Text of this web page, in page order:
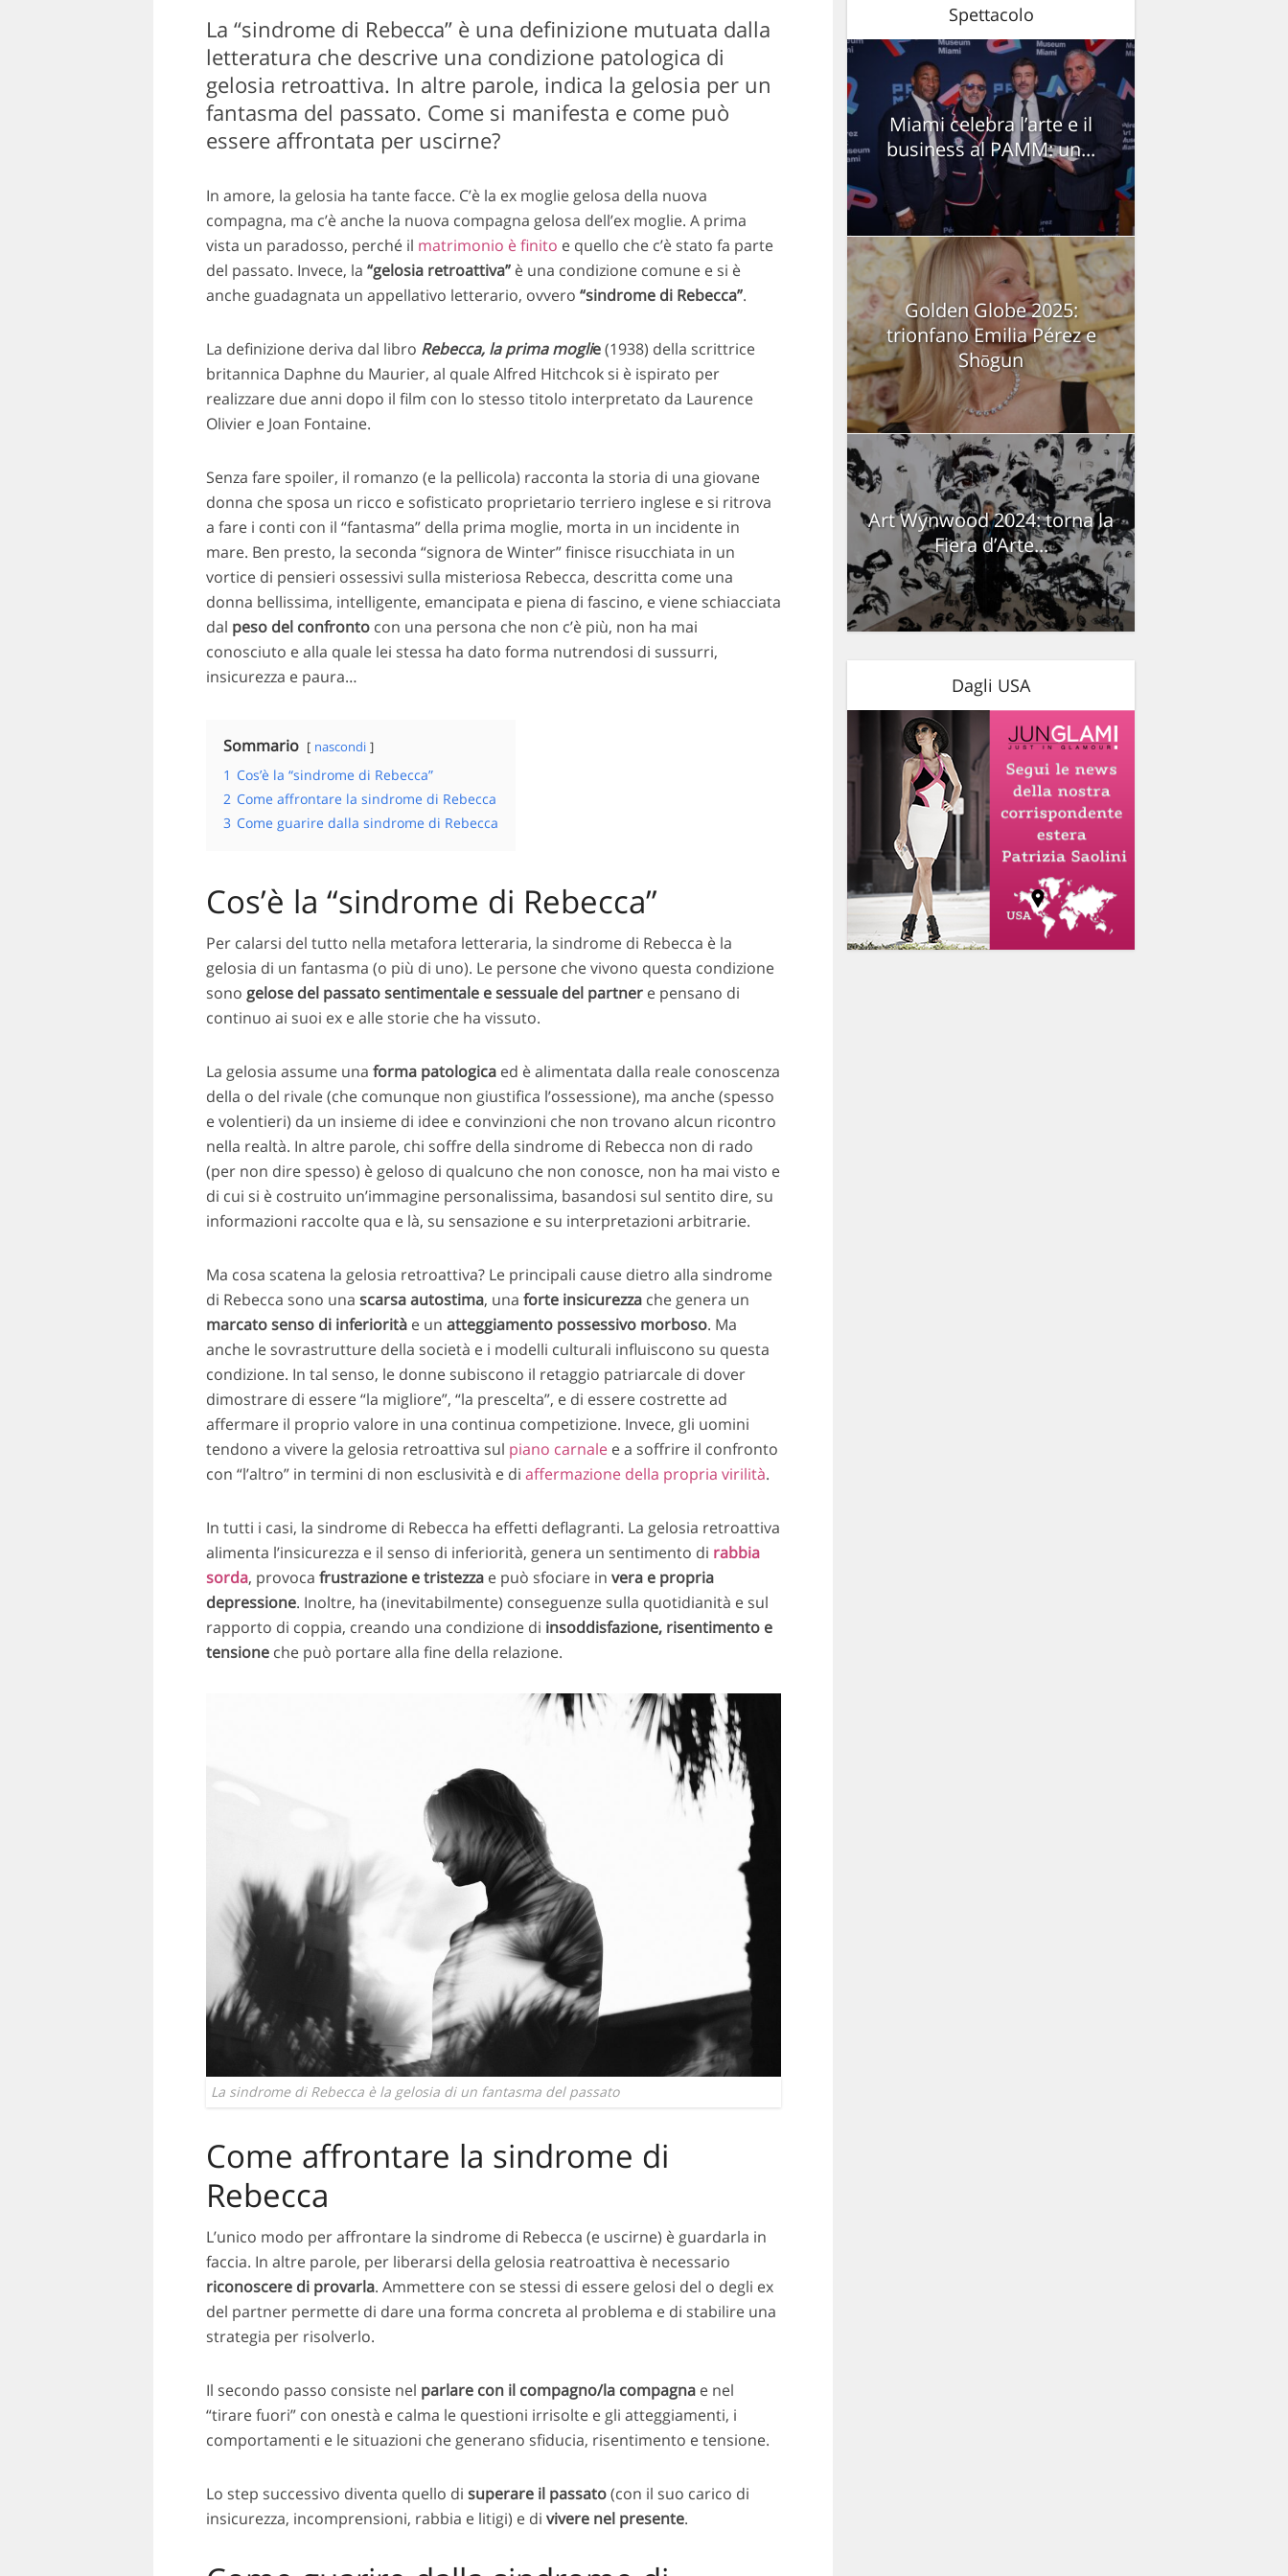
La “sindrome di Rebecca” è una definizione mutuata dalla
letteratura che descrive una condizione patologica di
gelosia retroattiva. In altre parole, indica la gelosia per un
fantasma del passato. Come si manifesta e come può
essere affrontata per uscirne?
In amore, la gelosia ha tante facce. C’è la ex moglie gelosa della nuova
compagna, ma c’è anche la nuova compagna gelosa dell’ex moglie. A prima
vista un paradosso, perché il matrimonio è finito e quello che c’è stato fa parte
del passato. Invece, la “gelosia retroattiva”è una condizione comune e si è
anche guadagnata un appellativo letterario, ovvero “sindrome di Rebecca”.
La definizione deriva dal libro Rebecca, la prima moglie(1938) della scrittrice
britannica Daphne du Maurier, al quale Alfred Hitchcok si è ispirato per
realizzare due anni dopo il film con lo stesso titolo interpretato da Laurence
Olivier e Joan Fontaine.
Senza fare spoiler, il romanzo (e la pellicola) racconta la storia di una giovane
donna che sposa un ricco e sofisticato proprietario terriero inglese e si ritrova
a fare i conti con il “fantasma” della prima moglie, morta in un incidente in
mare. Ben presto, la seconda “signora de Winter” finisce risucchiata in un
vortice di pensieri ossessivi sulla misteriosa Rebecca, descritta come una
donna bellissima, intelligente, emancipata e piena di fascino, e viene schiacciata
dal peso del confrontocon una persona che non c’è più, non ha mai
conosciuto e alla quale lei stessa ha dato forma nutrendosi di sussurri,
insicurezza e paura…
Sommario nascondi
1 Cos’è la “sindrome di Rebecca”
2 Come affrontare la sindrome di Rebecca
3 Come guarire dalla sindrome di Rebecca
Cos’è la “sindrome di Rebecca”
Per calarsi del tutto nella metafora letteraria, la sindrome di Rebecca è la
gelosia di un fantasma (o più di uno). Le persone che vivono questa condizione
sono gelose del passato sentimentale e sessuale del partner e pensano di
continuo ai suoi ex e alle storie che ha vissuto.
La gelosia assume una forma patologicaed è alimentata dalla reale conoscenza
della o del rivale (che comunque non giustifica l’ossessione), ma anche (spesso
e volentieri) da un insieme di idee e convinzioni che non trovano alcun ricontro
nella realtà. In altre parole, chi soffre della sindrome di Rebecca non di rado
(per non dire spesso) è geloso di qualcuno che non conosce, non ha mai visto e
di cui si è costruito un’immagine personalissima, basandosi sul sentito dire, su
informazioni raccolte qua e là, su sensazione e su interpretazioni arbitrarie.
Ma cosa scatena la gelosia retroattiva? Le principali cause dietro alla sindrome
di Rebecca sono una scarsa autostima, una forte insicurezzache genera un
marcato senso di inferioritàe un atteggiamento possessivo morboso. Ma
anche le sovrastrutture della società e i modelli culturali influiscono su questa
condizione. In tal senso, le donne subiscono il retaggio patriarcale di dover
dimostrare di essere “la migliore”, “la prescelta”, e di essere costrette ad
affermare il proprio valore in una continua competizione. Invece, gli uomini
tendono a vivere la gelosia retroattiva sul piano carnalee a soffrire il confronto
con “l’altro” in termini di non esclusività e di affermazione della propria virilità.
In tutti i casi, la sindrome di Rebecca ha effetti deflagranti. La gelosia retroattiva
alimenta l’insicurezza e il senso di inferiorità, genera un sentimento di rabbia
sorda, provoca frustrazione e tristezzae può sfociare in vera e propria
depressione. Inoltre, ha (inevitabilmente) conseguenze sulla quotidianità e sul
rapporto di coppia, creando una condizione di insoddisfazione, risentimento e
tensioneche può portare alla fine della relazione.
La sindrome di Rebecca è la gelosia di un fantasma del passato
Come affrontare la sindrome di
Rebecca
L’unico modo per affrontare la sindrome di Rebecca (e uscirne) è guardarla in
faccia. In altre parole, per liberarsi della gelosia reatroattiva è necessario
riconoscere di provarla. Ammettere con se stessi di essere gelosi del o degli ex
del partner permette di dare una forma concreta al problema e di stabilire una
strategia per risolverlo.
Il secondo passo consiste nel parlare con il compagno/la compagnae nel
“tirare fuori” con onestà e calma le questioni irrisolte e gli atteggiamenti, i
comportamenti e le situazioni che generano sfiducia, risentimento e tensione.
Lo step successivo diventa quello di superare il passato(con il suo carico di
insicurezza, incomprensioni, rabbia e litigi) e di vivere nel presente.
Spettacolo
Miami celebra l’arte e il
business al PAMM: un...
Golden Globe 2025:
trionfano Emilia Pérez e
Shōgun
Art Wynwood 2024: torna la
Fiera d’Arte...
Dagli USA